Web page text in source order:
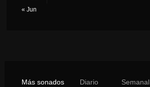
« Jun
Más sonados Diario Semanal